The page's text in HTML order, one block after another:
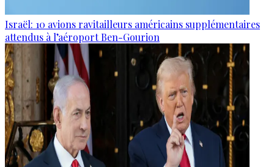
Israël: 10 avions ravitailleurs américains supplémentaires
attendus à l’aéroport Ben-Gourion